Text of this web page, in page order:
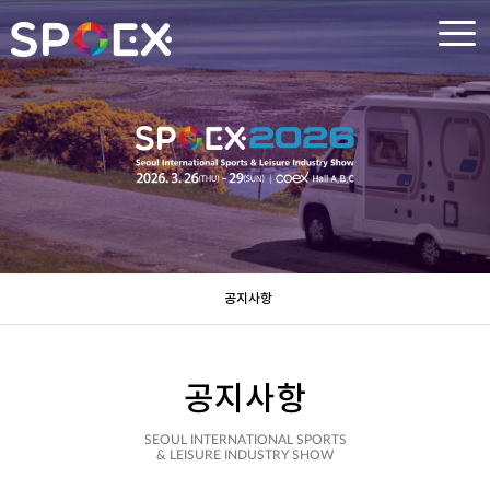
공지사항
공지사항
SEOUL INTERNATIONAL SPORTS
& LEISURE INDUSTRY SHOW